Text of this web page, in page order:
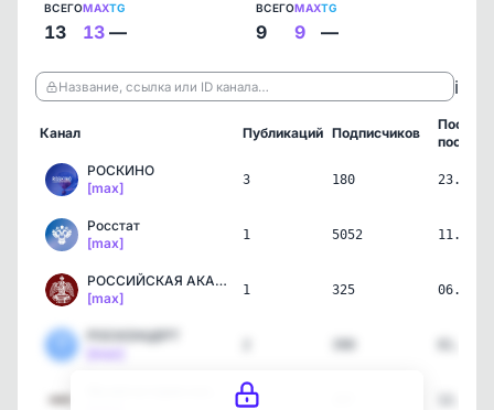
ВСЕГО
13
MAX
13
TG
—
ВСЕГО
9
MAX
9
TG
—
Название, ссылка или ID канала… ℹ️
Канал Публикаций Подписчиков
пост
РОСКИНО
[max]
3 180
Росстат
[max]
1 5052
РОССИЙСКАЯ АКАДЕМИЯ ХУДО…
[max]
1 325
РОСКОНЦЕРТ
1